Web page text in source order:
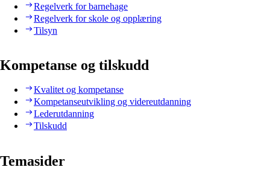
Regelverk for barnehage
Regelverk for skole og opplæring
Tilsyn
Kompetanse og tilskudd
Kvalitet og kompetanse
Kompetanseutvikling og videreutdanning
Lederutdanning
Tilskudd
Temasider